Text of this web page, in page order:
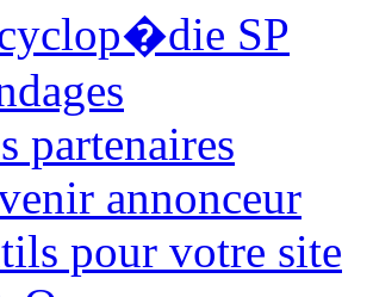
SP
partenaires
annonceur
pour votre site